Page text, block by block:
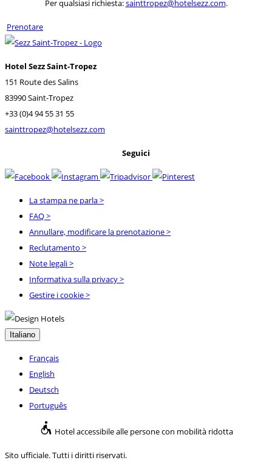
Per qualsiasi richiesta:sainttropez@hotelsezz.com.
Prenotare
Hotel Sezz Saint-Tropez
151 Route des Salins
83990 Saint-Tropez
+33 (0)4 94 55 31 55
sainttropez@hotelsezz.com
Seguici
La stampa ne parla>
FAQ>
Annullare, modificare la prenotazione>
Reclutamento >
Note legali>
Informativa sulla privacy>
Gestire i cookie >
Italiano
Français
English
Deutsch
Português
Hotel accessibile alle persone con mobilità ridotta
Sito ufficiale. Tutti i diritti riservati.